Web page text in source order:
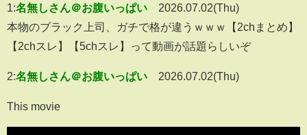
1:名無しさん＠お腹いっぱい
2026.07.02(Thu)
本物のブラック上司、ガチで格が違うｗｗｗ【2chまとめ】
【2chスレ】【5chスレ】って動画が話題らしいぞ
2:名無しさん＠お腹いっぱい 2026.07.02(Thu)
This movie